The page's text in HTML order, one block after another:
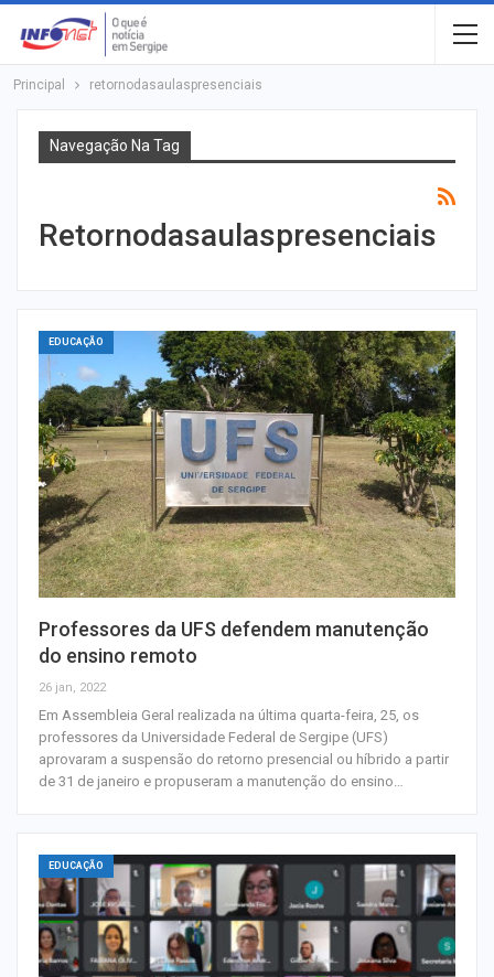
Principal retornodasaulaspresenciais
Navegação Na Tag
Retornodasaulaspresenciais
EDUCAÇÃO
Professores da UFS defendem manutenção
do ensino remoto
26 jan, 2022
Em Assembleia Geral realizada na última quarta-feira, 25, os
professores da Universidade Federal de Sergipe (UFS)
aprovaram a suspensão do retorno presencial ou híbrido a partir
de 31 de janeiro e propuseram a manutenção do ensino…
EDUCAÇÃO